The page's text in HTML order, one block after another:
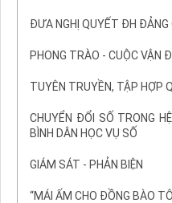
ĐƯA NGHỊ QUYẾT ĐH ĐẢNG
PHONG TRÀO - CUỘC VẬN
TUYÊN TRUYỀN, TẬP HỢP
CHUYỂN ĐỔI SỐ TRONG
BÌNH DÂN HỌC VỤ SỐ
GIÁM SÁT - PHẢN BIỆN
“MÁI ẤM CHO ĐỒNG BÀO